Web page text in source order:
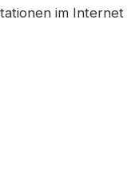
im Internet